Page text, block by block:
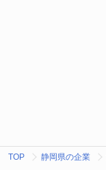
TOP 静岡県の企業